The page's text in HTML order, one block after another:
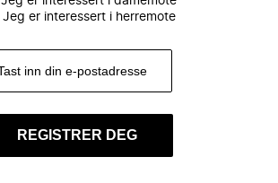
Jeg er interessert i herremote
REGISTRER DEG